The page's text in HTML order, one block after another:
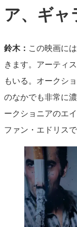
ア、ギャ
鈴木： この映画に
きます。アーティ
もいる。オークシ
のなかでも非常に
ークショニアのエ
ファン・エドリスで